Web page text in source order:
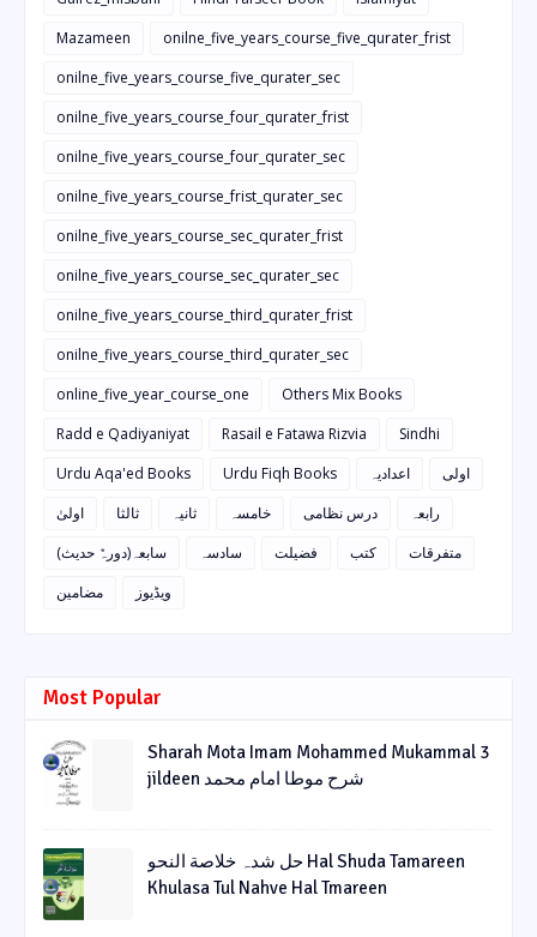
Mazameen
onilne_five_years_course_five_qurater_frist
onilne_five_years_course_five_qurater_sec
onilne_five_years_course_four_qurater_frist
onilne_five_years_course_four_qurater_sec
onilne_five_years_course_frist_qurater_sec
onilne_five_years_course_sec_qurater_frist
onilne_five_years_course_sec_qurater_sec
onilne_five_years_course_third_qurater_frist
onilne_five_years_course_third_qurater_sec
online_five_year_course_one
Others Mix Books
Radd e Qadiyaniyat
Rasail e Fatawa Rizvia
Sindhi
Urdu Aqa'ed Books
Urdu Fiqh Books اعدادیہ
اولی
اولیٰ
ثالثا ثانیہ خامسہ درس نظامی
رابعہ
سابعہ(دورہٌ حدیث)
سادسہ فضیلت کتب
متفرقات
مضامین
ویڈیوز
Most Popular
Sharah Mota Imam Mohammed Mukammal 3
jildeen شرح موطا امام محمد
حل شدہ خلاصة النحو Hal Shuda Tamareen
Khulasa Tul Nahve Hal Tmareen